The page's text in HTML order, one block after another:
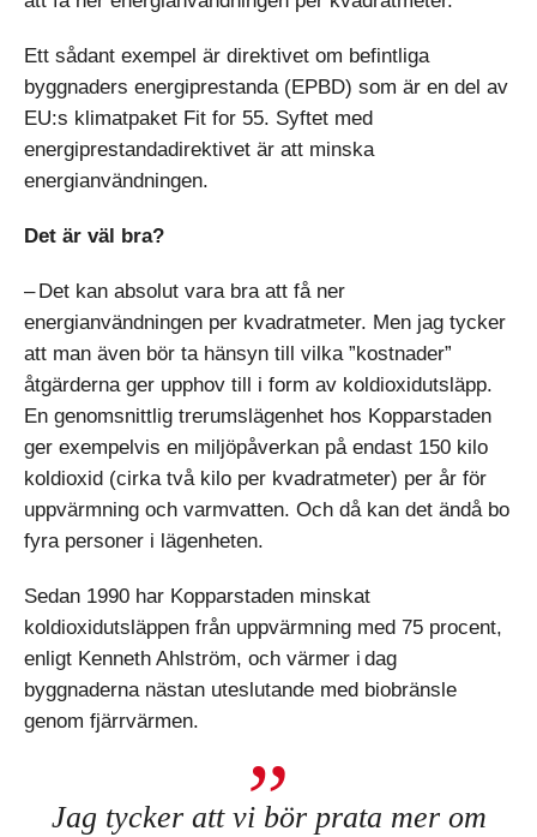
Ett sådant exempel är direktivet om befintliga
byggnaders energiprestanda (EPBD) som är en del av
EU:s klimatpaket Fit for 55. Syftet med
energiprestandadirektivet är att minska
energianvändningen.
Det är väl bra?
– Det kan absolut vara bra att få ner
energianvändningen per kvad­ratmeter. Men jag tycker
att man även bör ta hänsyn till vilka ”kostnader”
åtgärderna ger upphov till i form av koldioxidutsläpp.
En genomsnittlig trerumslägenhet hos Kopparstaden
ger exempelvis en miljöpåverkan på endast 150 kilo
koldioxid (cirka två kilo per kvadratmeter) per år för
uppvärmning och varmvatten. Och då kan det ändå bo
fyra personer i lägenheten.
Sedan 1990 har Kopparstaden minskat
koldioxidutsläppen från uppvärmning med 75 procent,
enligt Kenneth Ahlström, och värmer i dag
byggnaderna nästan uteslutande med biobränsle
genom fjärrvärmen.
Jag tycker att vi bör prata mer om